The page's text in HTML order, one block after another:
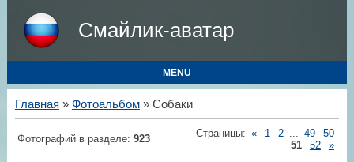
Смайлик-аватар
MENU
Главная » Фотоальбом» Собаки
Фотографий в разделе: 923 Страницы: « 1 2 49
50
51
52 »